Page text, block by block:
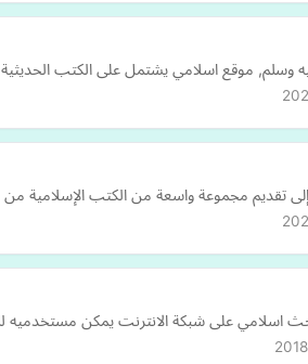
وسلم, موقع اسلامي يشتمل على الكتب الحديثية
تقديم مجموعة واسعة من الكتب الإسلامية
اسلامي على شبكة الانترنت يمكن مستخدميه